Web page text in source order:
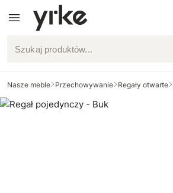
Szukaj produktów...
Nasze meble Przechowywanie Regały otwarte